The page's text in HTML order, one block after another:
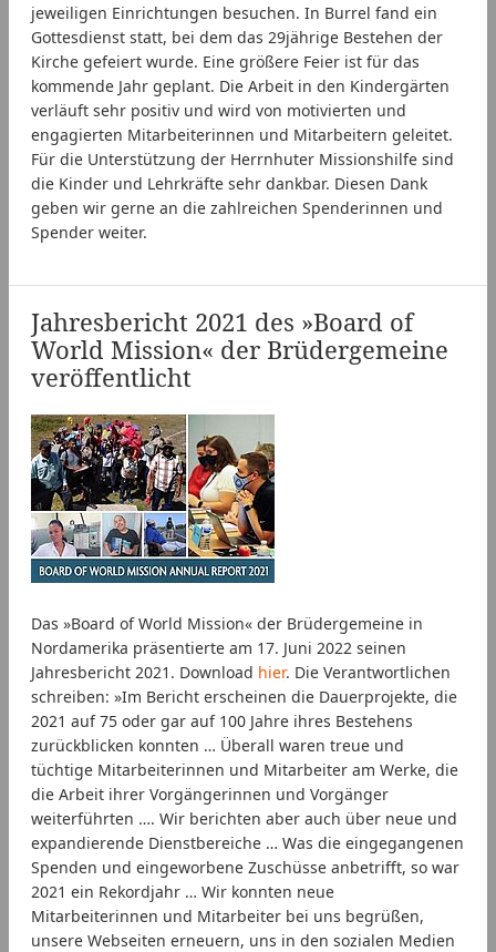
jeweiligen Einrichtungen besuchen. In Burrel fand ein
Gottesdienst statt, bei dem das 29jährige Bestehen der
Kirche gefeiert wurde. Eine größere Feier ist für das
kommende Jahr geplant. Die Arbeit in den Kindergärten
verläuft sehr positiv und wird von motivierten und
engagierten Mitarbeiterinnen und Mitarbeitern geleitet.
Für die Unterstützung der Herrnhuter Missionshilfe sind
die Kinder und Lehrkräfte sehr dankbar. Diesen Dank
geben wir gerne an die zahlreichen Spenderinnen und
Spender weiter.
Jahresbericht 2021 des »Board of
World Mission« der Brüdergemeine
veröffentlicht
Das »Board of World Mission« der Brüdergemeine in
Nordamerika präsentierte am 17. Juni 2022 seinen
Jahresbericht 2021. Download hier. Die Verantwortlichen
schreiben: »Im Bericht erscheinen die Dauerprojekte, die
2021 auf 75 oder gar auf 100 Jahre ihres Bestehens
zurückblicken konnten … Überall waren treue und
tüchtige Mitarbeiterinnen und Mitarbeiter am Werke, die
die Arbeit ihrer Vorgängerinnen und Vorgänger
weiterführten …. Wir berichten aber auch über neue und
expandierende Dienstbereiche … Was die eingegangenen
Spenden und eingeworbene Zuschüsse anbetrifft, so war
2021 ein Rekordjahr … Wir konnten neue
Mitarbeiterinnen und Mitarbeiter bei uns begrüßen,
unsere Webseiten erneuern, uns in den sozialen Medien